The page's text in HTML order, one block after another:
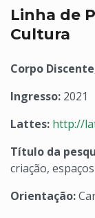
Linha de
Cultura
Corpo
Ingresso: 2021
Lattes: http://
Título da
criação,
Orientação: